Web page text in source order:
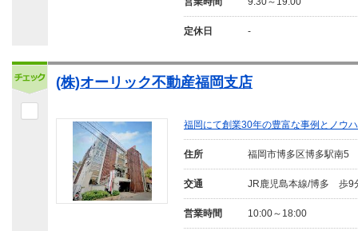
定休日 -
(株)オーリック不動産福岡支店
福岡にて創業30年の豊富な事例とノウ
住所 福岡市博多区博多駅南5
交通 JR鹿児島本線/博多 歩9
営業時間 10:00～18:00